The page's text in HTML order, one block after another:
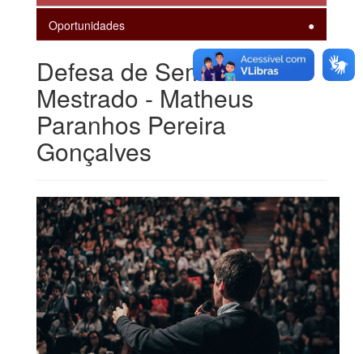
Oportunidades
Defesa de Seminário de
Mestrado - Matheus
Paranhos Pereira
Gonçalves